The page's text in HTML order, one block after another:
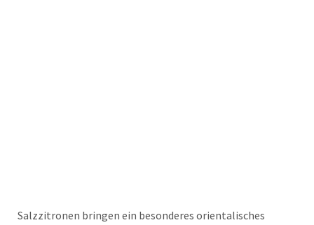
Salzzitronen bringen ein besonderes orientalisches